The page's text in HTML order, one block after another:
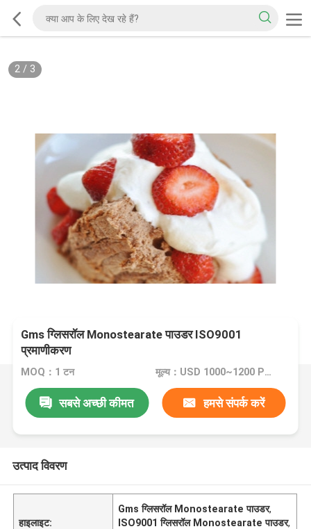
2/ 3
Gms ग्लिसरॉल Monostearate पाउडर ISO9001
प्रमाणीकरण
MOQ：1 टन मूल्य：USD 1000~1200 Per Ton
सबसे अच्छी कीमत हमसे संपर्क करें
उत्पाद विवरण
हाइलाइट:
Gms ग्लिसरॉल Monostearate पाउडर,
ISO9001 ग्लिसरॉल Monostearate पाउडर,